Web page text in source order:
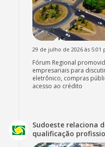
29 de julho de 2026 às 5:01
Fórum Regional
empresariais para
eletrônico, compras
acesso ao crédito
Sudoeste relaciona
qualificação